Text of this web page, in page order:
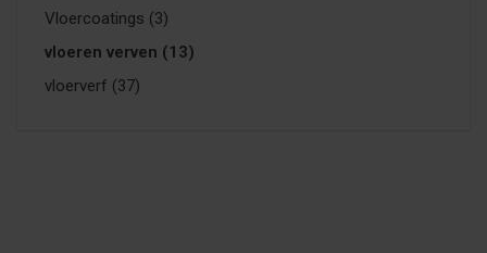
Vloercoatings (3)
vloeren verven (13)
vloerverf (37)